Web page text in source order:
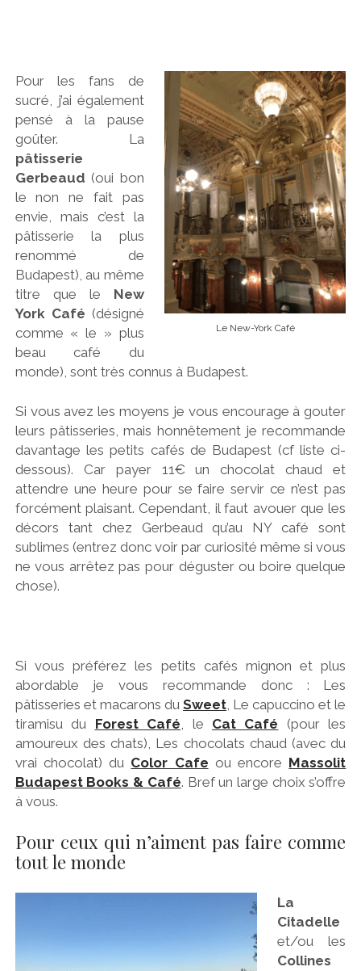
Le New-York Café
Pour les fans de
sucré, j’ai également
pensé à la pause
goûter. La
pâtisserie
Gerbeaud (oui bon
le non ne fait pas
envie, mais c’est la
pâtisserie la plus
renommé de
Budapest), au même
titre que le New
York Café (désigné
comme « le » plus
beau café du
monde), sont très connus à Budapest.
Si vous avez les moyens je vous encourage à gouter
leurs pâtisseries, mais honnêtement je recommande
davantage les petits cafés de Budapest (cf liste ci-
dessous). Car payer 11€ un chocolat chaud et
attendre une heure pour se faire servir ce n’est pas
forcément plaisant. Cependant, il faut avouer que les
décors tant chez Gerbeaud qu’au NY café sont
sublimes (entrez donc voir par curiosité même si vous
ne vous arrêtez pas pour déguster ou boire quelque
chose).
Si vous préférez les petits cafés mignon et plus
abordable je vous recommande donc : Les
pâtisseries et macarons du Sweet, Le capuccino et le
tiramisu du Forest Café, le Cat Café (pour les
amoureux des chats), Les chocolats chaud (avec du
vrai chocolat) du Color Cafe ou encore Massolit
Budapest Books & Café. Bref un large choix s’offre
à vous.
Pour ceux qui n’aiment pas faire comme
tout le monde
La
Citadelle
et/ou les
Collines